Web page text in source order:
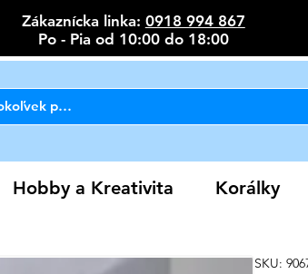
Zákaznícka linka: 0918 994 867
Po - Pia od 10:00 do 18:00
Hobby a Kreativita Korálky
SKU: